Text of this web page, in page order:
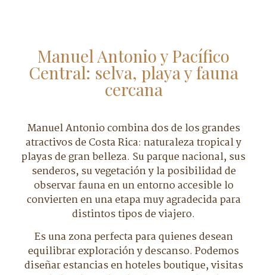
Manuel Antonio y Pacífico
Central: selva, playa y fauna
cercana
Manuel Antonio combina dos de los grandes
atractivos de Costa Rica: naturaleza tropical y
playas de gran belleza. Su parque nacional, sus
senderos, su vegetación y la posibilidad de
observar fauna en un entorno accesible lo
convierten en una etapa muy agradecida para
distintos tipos de viajero.
Es una zona perfecta para quienes desean
equilibrar exploración y descanso. Podemos
diseñar estancias en hoteles boutique, visitas